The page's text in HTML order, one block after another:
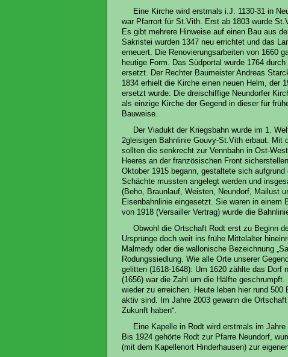
Eine Kirche wird erstmals i.J. 1130-31 in
war Pfarrort für St.Vith. Erst ab 1803 wurde
Es gibt mehrere Hinweise auf einen Bau aus
Sakristei wurden 1347 neu errichtet und das
erneuert. Die Renovierungsarbeiten von 1660
heutige Form. Das Südportal wurde 1764
ersetzt. Der Rechter Baumeister Andreas
1834 erhielt die Kirche einen neuen Helm, der
ersetzt wurde. Die dreischiffige Neundorfer
als einzige Kirche der Gegend in dieser für
Bauweise.
Der Viadukt der Kriegsbahn wurde im 1.
2gleisigen Bahnlinie Gouvy-St.Vith erbaut. Mit
sollten die senkrecht zur Vennbahn in Ost-
Heeres an der französischen Front
Oktober 1915 begann, gestaltete sich
Schächte mussten angelegt werden und
(Beho, Braunlauf, Weisten, Neundorf, Mailust
Eisenbahnlinie eingesetzt. Sie waren in einem
von 1918 (Versailler Vertrag) wurde die
Obwohl die Ortschaft Rodt erst zu Beginn
Ursprünge doch weit ins frühe Mittelalter
Malmedy oder die wallonische Bezeichnung
Rodungssiedlung. Wie alle Orte unserer
gelitten (1618-1648): Um 1620 zählte das Dorf
(1656) war die Zahl um die Hälfte
wieder zu erreichen. Heute leben hier rund 500
aktiv sind. Im Jahre 2003 gewann die
Zukunft haben“.
Eine Kapelle in Rodt wird erstmals im
Bis 1924 gehörte Rodt zur Pfarre Neundorf,
(mit dem Kapellenort Hinderhausen) zur